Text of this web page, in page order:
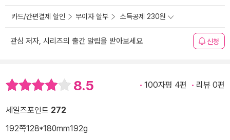
카드/간편결제 할인 무이자 할부 소득공제 230원
관심 저자, 시리즈의 출간 알림을 받아보세요 신청
8.5 100자평 4편 리뷰 0편
세일즈포인트 272
192쪽128*180mm192g